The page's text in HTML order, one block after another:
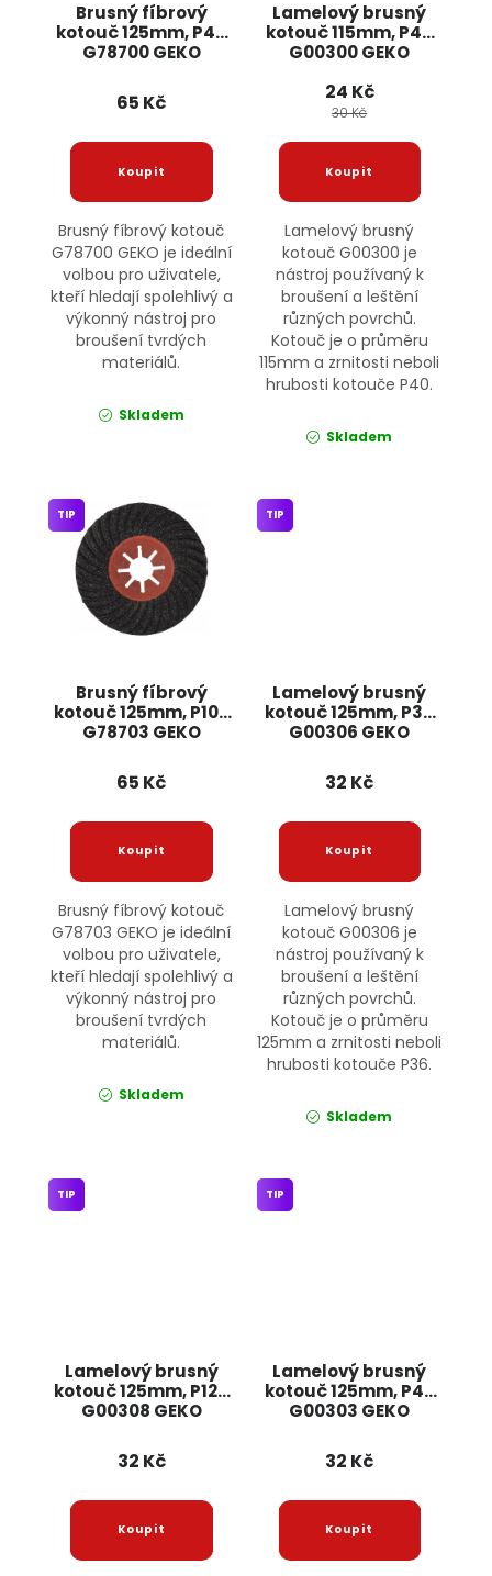
Brusný fíbrový
kotouč 125mm, P40
G78700 GEKO
65 Kč
Brusný fíbrový kotouč
G78700 GEKO je ideální
volbou pro uživatele,
kteří hledají spolehlivý a
výkonný nástroj pro
broušení tvrdých
materiálů.
Skladem
Lamelový brusný
kotouč 115mm, P40
G00300 GEKO
24 Kč
30 Kč
Lamelový brusný
kotouč G00300 je
nástroj používaný k
broušení a leštění
různých povrchů.
Kotouč je o průměru
115mm a zrnitosti neboli
hrubosti kotouče P40.
Skladem
Brusný fíbrový
kotouč 125mm, P100
G78703 GEKO
TIP
65 Kč
Brusný fíbrový kotouč
G78703 GEKO je ideální
volbou pro uživatele,
kteří hledají spolehlivý a
výkonný nástroj pro
broušení tvrdých
materiálů.
Skladem
Lamelový brusný
kotouč 125mm, P36
G00306 GEKO
TIP
32 Kč
Lamelový brusný
kotouč G00306 je
nástroj používaný k
broušení a leštění
různých povrchů.
Kotouč je o průměru
125mm a zrnitosti neboli
hrubosti kotouče P36.
Skladem
Lamelový brusný
kotouč 125mm, P120
G00308 GEKO
TIP
32 Kč
Lamelový brusný
kotouč 125mm, P40
G00303 GEKO
TIP
32 Kč